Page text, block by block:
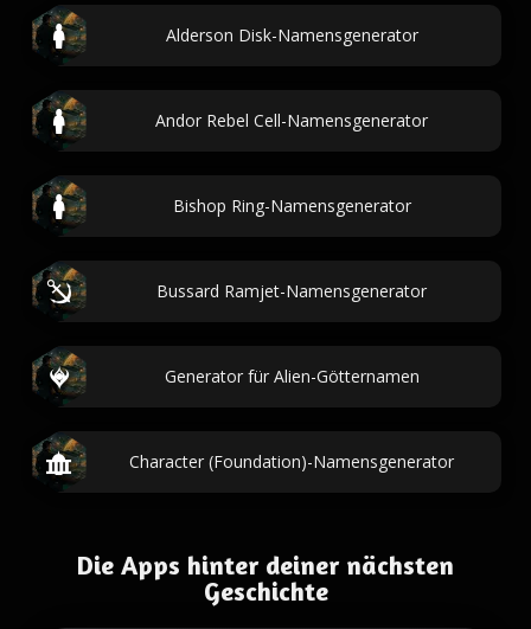
Alderson Disk-Namensgenerator
Andor Rebel Cell-Namensgenerator
Bishop Ring-Namensgenerator
Bussard Ramjet-Namensgenerator
Generator für Alien-Götternamen
Character (Foundation)-Namensgenerator
Die Apps hinter deiner nächsten
Geschichte